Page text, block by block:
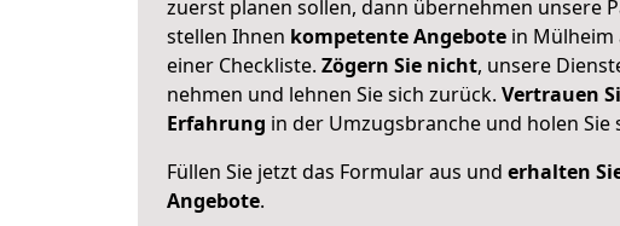
zuerst planen sollen, dann übernehmen unsere
stellen Ihnen kompetente Angebote in Mülheim
einer Checkliste. Zögern Sie nicht, unsere
nehmen und lehnen Sie sich zurück. Vertrauen
Erfahrung in der Umzugsbranche und holen Sie
Füllen Sie jetzt das Formular aus und erhalten
Angebote.